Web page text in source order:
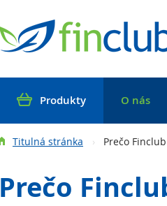
Produkty O nás
Titulná stránka Prečo Finclub
Prečo